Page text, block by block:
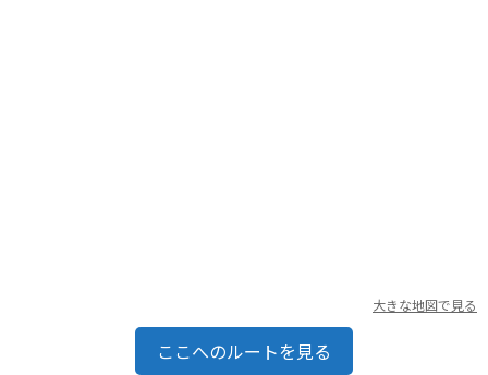
大きな地図で見る
ここへのルートを見る